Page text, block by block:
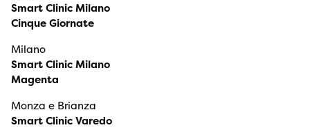
Smart Clinic Milano
Cinque Giornate
Milano
Smart Clinic Milano
Magenta
Monza e Brianza
Smart Clinic Varedo